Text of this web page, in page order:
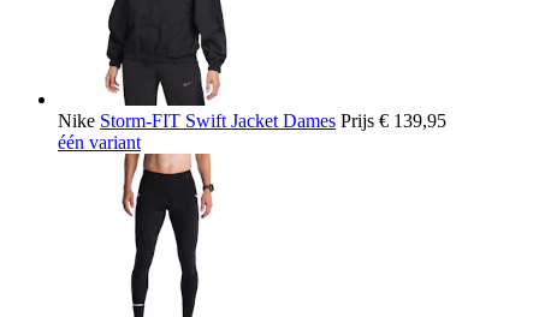
Nike Storm-FIT Swift Jacket Dames Prijs € 139,95
één variant